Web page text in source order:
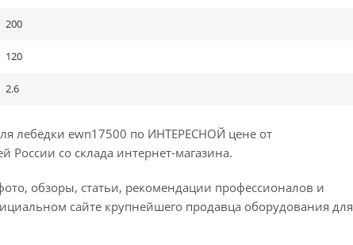
200
120
2.6
лебёдки ewn17500 по ИНТЕРЕСНОЙ цене от
России со склада интернет-магазина.
обзоры, статьи, рекомендации профессионалов и
сайте крупнейшего продавца оборудования для